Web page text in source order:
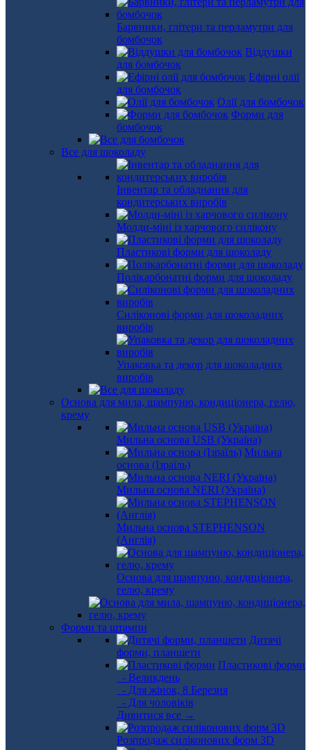
Барвники, глітери та перламутри для
бомбочок
Віддушки
для бомбочок
Ефірні олії
для бомбочок
Олії для бомбочок
Форми для
бомбочок
Все для шоколаду
Інвентар та обладнання для
кондитерських виробів
Молди-міні із харчового силікону
Пластикові форми для шоколаду
Полікарбонатні форми для шоколаду
Силіконові форми для шоколадних
виробів
Упаковка та декор для шоколадних
виробів
Основа для мила, шампуню, кондиціонера, гелю,
крему
Мильна основа USB (Україна)
Мильна
основа (Ізраїль)
Мильна основа NERI (Україна)
Мильна основа STEPHENSON
(Англія)
Основа для шампуню, кондиціонера,
гелю, крему
Форми та штампи
Дитячі
форми, планшети
Пластикові форми
- Великдень
- Для жінок, 8 Березня
- Для чоловіків
Дивитися все →
Розпродаж силіконових форм 3D